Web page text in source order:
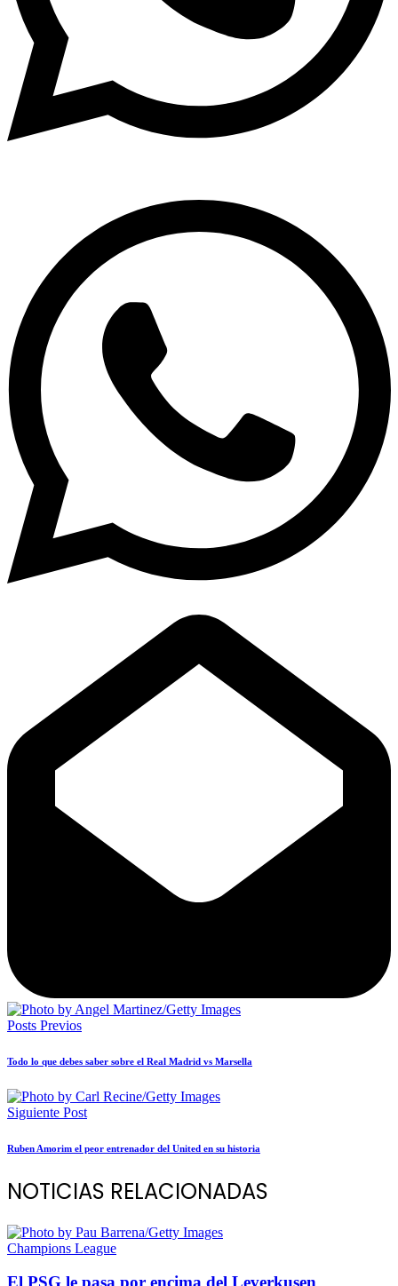
Posts Previos
Todo lo que debes saber sobre el Real Madrid vs Marsella
Siguiente Post
Ruben Amorim el peor entrenador del United en su historia
NOTICIAS RELACIONADAS
Champions League